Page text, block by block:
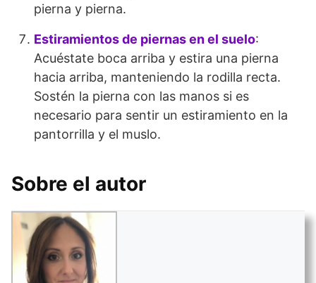
pierna y pierna.
Estiramientos de piernas en el suelo:
Acuéstate boca arriba y estira una pierna
hacia arriba, manteniendo la rodilla recta.
Sostén la pierna con las manos si es
necesario para sentir un estiramiento en la
pantorrilla y el muslo.
Sobre el autor